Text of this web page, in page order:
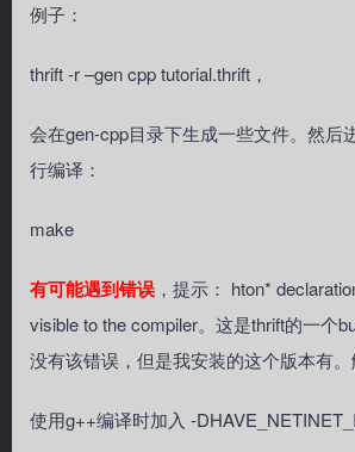
例子：
thrift -r –gen cpp tutorial.thrift，
会在gen-cpp目录下生成一些文件。然后
行编译：
make
有可能遇到错误 ，提示： hton*
visible to the compiler。这是thrift的一个
没有该错误，但是我安装的这个版本有。
使用g++编译时加入 -